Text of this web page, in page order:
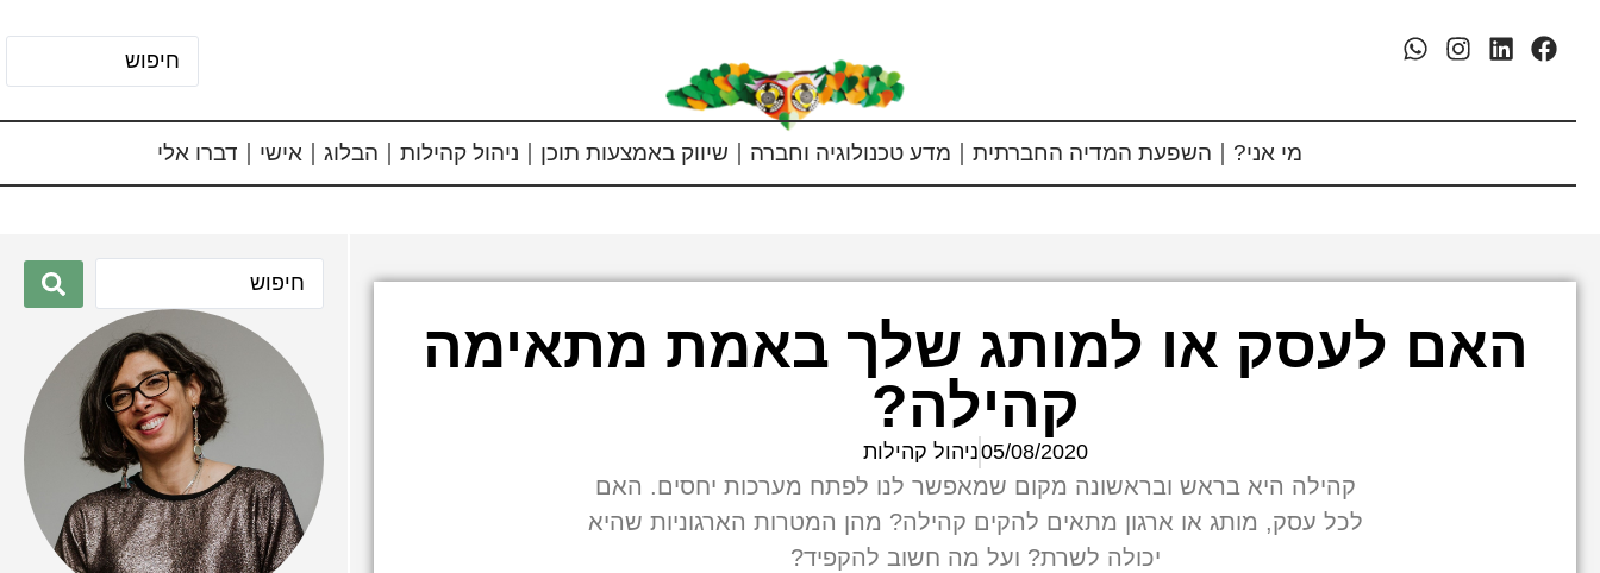
מי אני? השפעת המדיה החברתית מדע טכנולוגיה וחברה שיווק באמצעות תוכן ניהול קהילות הבלוג אישי דברו אלי
האם לעסק או למותג שלך באמת מתאימה
קהילה?
05/08/2020ניהול קהילות
קהילה היא בראש ובראשונה מקום שמאפשר לנו לפתח מערכות יחסים. האם
לכל עסק, מותג או ארגון מתאים להקים קהילה? מהן המטרות הארגוניות שהיא
יכולה לשרת? ועל מה חשוב להקפיד?